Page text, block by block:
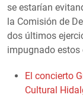
se estarían
la Comisión de
dos últimos
impugnado estos
El concierto
Cultural